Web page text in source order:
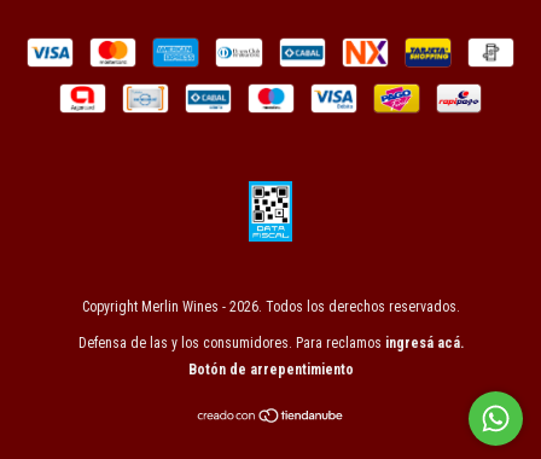
Copyright Merlin Wines - 2026. Todos los derechos reservados.
Defensa de las y los consumidores. Para reclamos ingresá acá.
Botón de arrepentimiento